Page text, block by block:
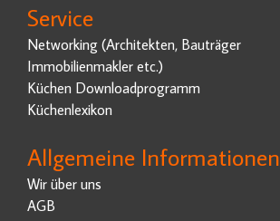
Service
Networking (Architekten, Bauträger
Immobilienmakler etc.)
Küchen Downloadprogramm
Küchenlexikon
Allgemeine Informationen
Wir über uns
AGB